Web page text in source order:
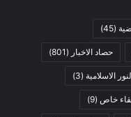
(45)
حصاد الاخبار (801)
الاسلامية (3)
خاص (9)